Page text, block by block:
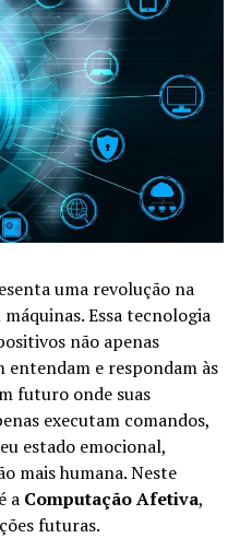
uma revolução na
Essa tecnologia
não apenas
entendam e respondam às
futuro onde suas
executam comandos,
estado emocional,
mais humana. Neste
a Computação Afetiva,
futuras.